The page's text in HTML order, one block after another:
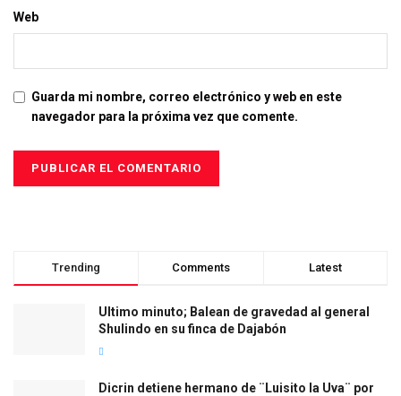
Web
Guarda mi nombre, correo electrónico y web en este
navegador para la próxima vez que comente.
Trending Comments Latest
Ultimo minuto; Balean de gravedad al general
Shulindo en su finca de Dajabón
Dicrin detiene hermano de ¨Luisito la Uva¨ por